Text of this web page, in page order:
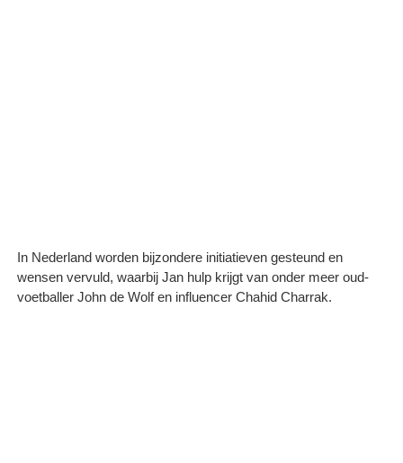
In Nederland worden bijzondere initiatieven gesteund en
wensen vervuld, waarbij Jan hulp krijgt van onder meer oud-
voetballer John de Wolf en influencer Chahid Charrak.